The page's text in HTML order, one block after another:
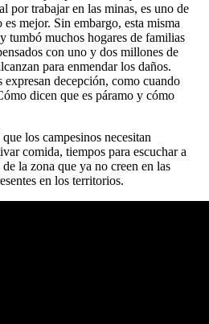
por trabajar en las minas, es uno de
mejor. Sin embargo, esta misma
tumbó muchos hogares de familias
con uno y dos millones de
para enmendar los daños.
expresan decepción, como cuando
dicen que es páramo y cómo
los campesinos necesitan
comida, tiempos para escuchar a
la zona que ya no creen en las
en los territorios.